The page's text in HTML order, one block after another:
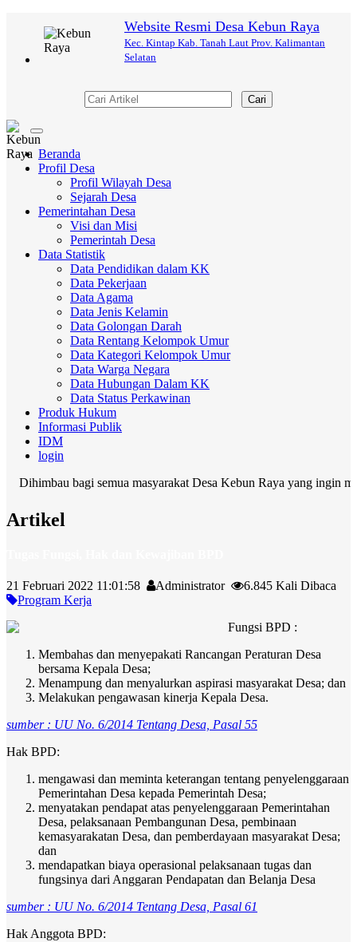
Website Resmi Desa Kebun Raya
Kec. Kintap Kab. Tanah Laut Prov. Kalimantan
Selatan
Cari
Toggle
navigation
Beranda
Profil Desa
Profil Wilayah Desa
Sejarah Desa
Pemerintahan Desa
Visi dan Misi
Pemerintah Desa
Data Statistik
Data Pendidikan dalam KK
Data Pekerjaan
Data Agama
Data Jenis Kelamin
Data Golongan Darah
Data Rentang Kelompok Umur
Data Kategori Kelompok Umur
Data Warga Negara
Data Hubungan Dalam KK
Data Status Perkawinan
Produk Hukum
Informasi Publik
IDM
login
bagi semua masyarakat Desa Kebun Raya yang ingin
Artikel
21 Februari 2022 11:01:58 Administrator
6.845 Kali Dibaca
Program Kerja
Fungsi BPD :
Membahas dan menyepakati Rancangan Peraturan Desa
bersama Kepala Desa;
Menampung dan menyalurkan aspirasi masyarakat Desa; dan
Melakukan pengawasan kinerja Kepala Desa.
sumber : UU No. 6/2014 Tentang Desa, Pasal 55
Hak BPD:
mengawasi dan meminta keterangan tentang penyelenggaraan
Pemerintahan Desa kepada Pemerintah Desa;
menyatakan pendapat atas penyelenggaraan Pemerintahan
Desa, pelaksanaan Pembangunan Desa, pembinaan
kemasyarakatan Desa, dan pemberdayaan masyarakat Desa;
dan
mendapatkan biaya operasional pelaksanaan tugas dan
fungsinya dari Anggaran Pendapatan dan Belanja Desa
sumber : UU No. 6/2014 Tentang Desa, Pasal 61
Hak Anggota BPD: